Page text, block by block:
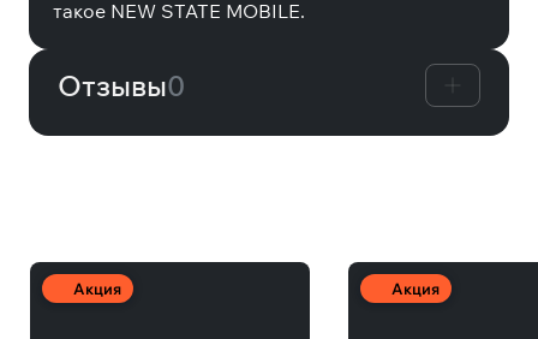
такое NEW STATE MOBILE.
Отзывы0
Акция Акция